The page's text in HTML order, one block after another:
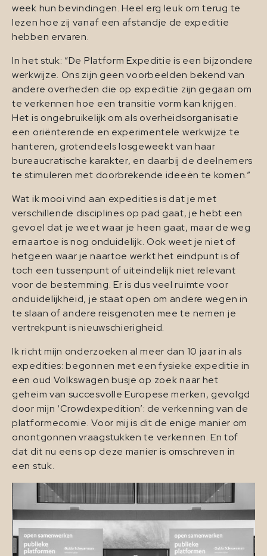
week hun bevindingen. Heel erg leuk om terug te
lezen hoe zij vanaf een afstandje de expeditie
hebben ervaren.
In het stuk: “De Platform Expeditie is een bijzondere
werkwijze. Ons zijn geen voorbeelden bekend van
andere overheden die op expeditie zijn gegaan om
te verkennen hoe een transitie vorm kan krijgen.
Het is ongebruikelijk om als overheidsorganisatie
een oriënterende en experimentele werkwijze te
hanteren, grotendeels losgeweekt van haar
bureaucratische karakter, en daarbij de deelnemers
te stimuleren met doorbrekende ideeën te komen.”
Wat ik mooi vind aan expedities is dat je met
verschillende disciplines op pad gaat, je hebt een
gevoel dat je weet waar je heen gaat, maar de weg
ernaartoe is nog onduidelijk. Ook weet je niet of
hetgeen waar je naartoe werkt het eindpunt is of
toch een tussenpunt of uiteindelijk niet relevant
voor de bestemming. Er is dus veel ruimte voor
onduidelijkheid, je staat open om andere wegen in
te slaan of andere reisgenoten mee te nemen je
vertrekpunt is nieuwschierigheid.
Ik richt mijn onderzoeken al meer dan 10 jaar in als
expedities: begonnen met een fysieke expeditie in
een oud Volkswagen busje op zoek naar het
geheim van succesvolle Europese merken, gevolgd
door mijn ‘Crowdexpedition’: de verkenning van de
platformecomie. Voor mij is dit de enige manier om
onontgonnen vraagstukken te verkennen. En tof
dat dit nu eens op deze manier is omschreven in
een stuk.